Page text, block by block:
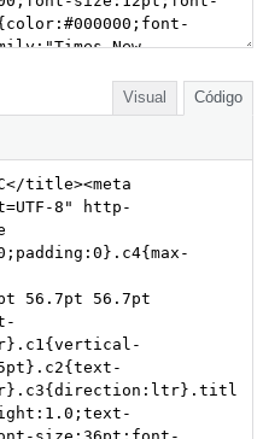
Visual
Código